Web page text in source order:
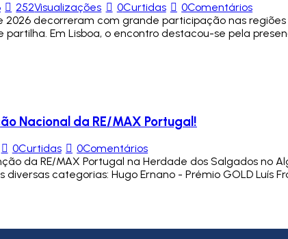
252Visualizações 0Curtidas 0Comentários
decorreram com grande participação nas regiões
Em Lisboa, o encontro destacou-se pela
Nacional da RE/MAX Portugal!
0Curtidas 0Comentários
da RE/MAX Portugal na Herdade dos Salgados
categorias: Hugo Ernano - Prémio GOLD Luís